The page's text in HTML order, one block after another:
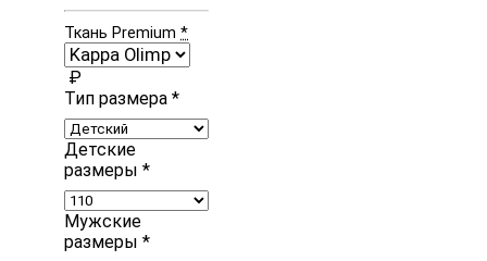
Ткань Premium *
₽
Тип размера *
Детские
размеры *
Мужские
размеры *